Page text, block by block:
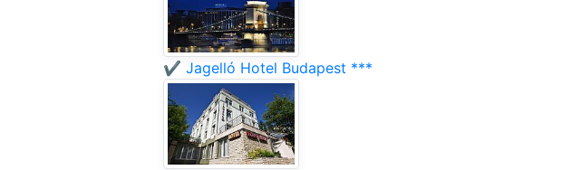
✔️ Jagelló Hotel Budapest ***